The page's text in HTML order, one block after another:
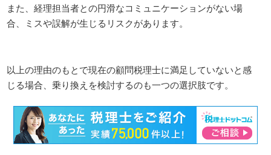
また、経理担当者との円滑なコミュニケーションがない場
合、ミスや誤解が生じるリスクがあります。
以上の理由のもとで現在の顧問税理士に満足していないと感
じる場合、乗り換えを検討するのも一つの選択肢です。